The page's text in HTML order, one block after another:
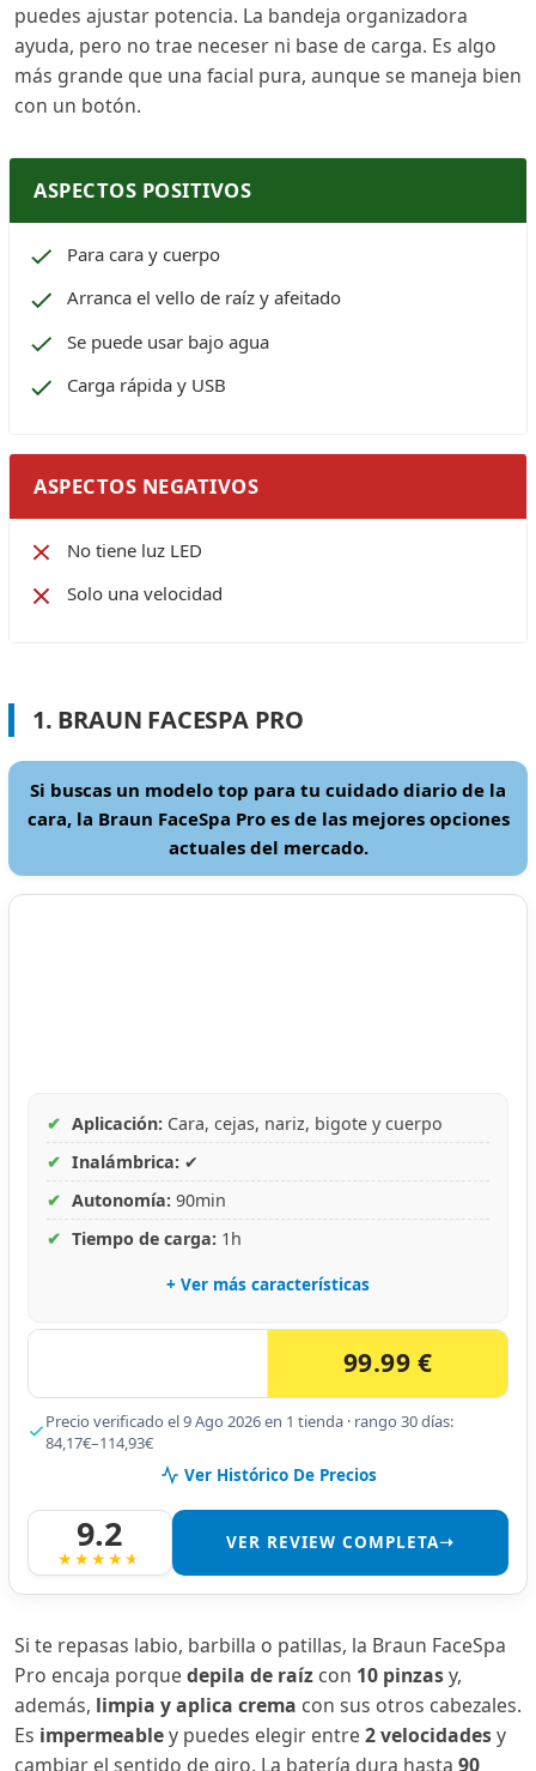
puedes ajustar potencia. La bandeja organizadora
ayuda, pero no trae neceser ni base de carga. Es algo
más grande que una facial pura, aunque se maneja bien
con un botón.
ASPECTOS POSITIVOS
Para cara y cuerpo
Arranca el vello de raíz y afeitado
Se puede usar bajo agua
Carga rápida y USB
ASPECTOS NEGATIVOS
No tiene luz LED
Solo una velocidad
1. BRAUN FACESPA PRO
Si buscas un modelo top para tu cuidado diario de la
cara, la Braun FaceSpa Pro es de las mejores opciones
actuales del mercado.
✔ Aplicación: Cara, cejas, nariz, bigote y cuerpo
✔ Inalámbrica: ✔
✔ Autonomía: 90min
✔ Tiempo de carga: 1h
+ Ver más características
99.99 €
Precio verificado el 9 Ago 2026 en 1 tienda · rango 30 días:
84,17€–114,93€
Ver Histórico De Precios
9.2 VER REVIEW COMPLETA➝
Si te repasas labio, barbilla o patillas, la Braun FaceSpa
Pro encaja porque depila de raíz con 10 pinzasy,
además, limpia y aplica crema con sus otros cabezales.
Es impermeabley puedes elegir entre 2 velocidadesy
cambiar el sentido de giro. La batería dura hasta 90